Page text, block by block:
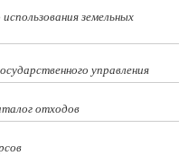
земельных
управления
отходов